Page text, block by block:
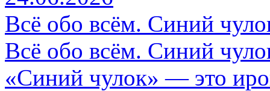
Всё обо всём. Синий
Всё обо всём. Синий
«Синий чулок» ― это